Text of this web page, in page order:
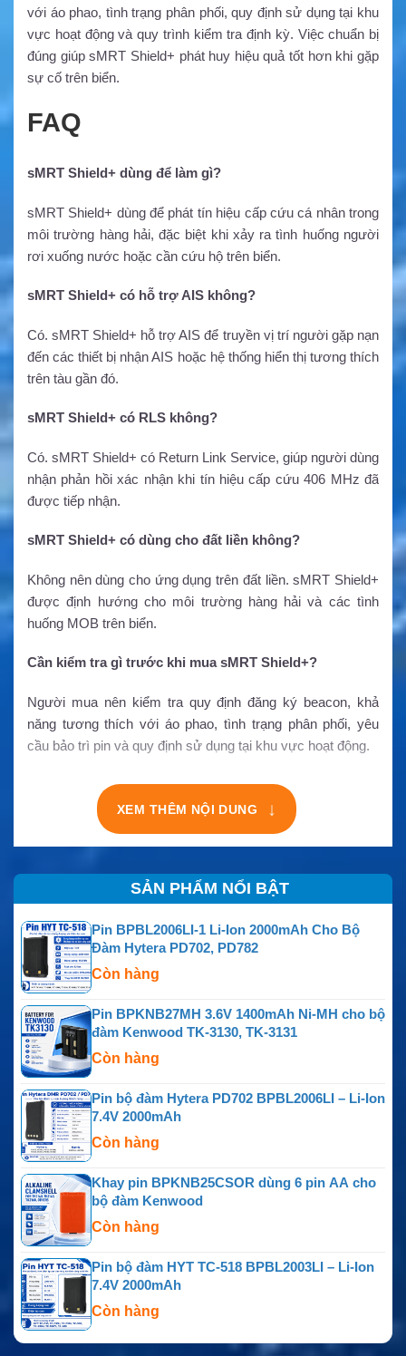
với áo phao, tình trạng phân phối, quy định sử dụng tại khu
vực hoạt động và quy trình kiểm tra định kỳ. Việc chuẩn bị
đúng giúp sMRT Shield+ phát huy hiệu quả tốt hơn khi gặp
sự cố trên biển.
FAQ
sMRT Shield+ dùng để làm gì?
sMRT Shield+ dùng để phát tín hiệu cấp cứu cá nhân trong
môi trường hàng hải, đặc biệt khi xảy ra tình huống người
rơi xuống nước hoặc cần cứu hộ trên biển.
sMRT Shield+ có hỗ trợ AIS không?
Có. sMRT Shield+ hỗ trợ AIS để truyền vị trí người gặp nạn
đến các thiết bị nhận AIS hoặc hệ thống hiển thị tương thích
trên tàu gần đó.
sMRT Shield+ có RLS không?
Có. sMRT Shield+ có Return Link Service, giúp người dùng
nhận phản hồi xác nhận khi tín hiệu cấp cứu 406 MHz đã
được tiếp nhận.
sMRT Shield+ có dùng cho đất liền không?
Không nên dùng cho ứng dụng trên đất liền. sMRT Shield+
được định hướng cho môi trường hàng hải và các tình
huống MOB trên biển.
Cần kiểm tra gì trước khi mua sMRT Shield+?
Người mua nên kiểm tra quy định đăng ký beacon, khả
năng tương thích với áo phao, tình trạng phân phối, yêu
cầu bảo trì pin và quy định sử dụng tại khu vực hoạt động.
XEM THÊM NỘI DUNG ↓
SẢN PHẨM NỔI BẬT
Pin BPBL2006LI-1 Li-Ion 2000mAh Cho Bộ
Đàm Hytera PD702, PD782
Còn hàng
Pin BPKNB27MH 3.6V 1400mAh Ni-MH cho bộ
đàm Kenwood TK-3130, TK-3131
Còn hàng
Pin bộ đàm Hytera PD702 BPBL2006LI – Li-Ion
7.4V 2000mAh
Còn hàng
Khay pin BPKNB25CSOR dùng 6 pin AA cho
bộ đàm Kenwood
Còn hàng
Pin bộ đàm HYT TC-518 BPBL2003LI – Li-Ion
7.4V 2000mAh
Còn hàng